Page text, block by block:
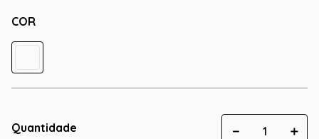
COR
Quantidade ＋
－